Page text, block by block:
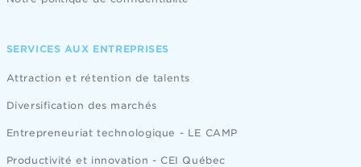
SERVICES AUX ENTREPRISES
Attraction et rétention de talents
Diversification des marchés
Entrepreneuriat technologique - LE CAMP
Productivité et innovation - CEI Québec